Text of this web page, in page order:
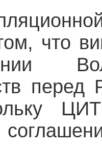
что
перед